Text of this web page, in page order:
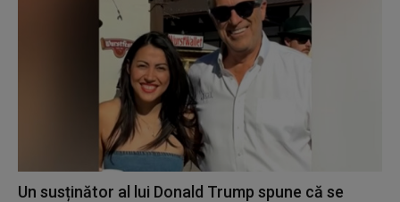
Un susținător al lui Donald Trump spune că se